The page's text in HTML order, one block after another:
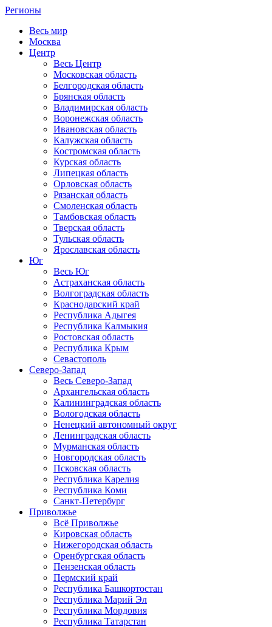
Регионы
Весь мир
Москва
Центр
Весь Центр
Московская область
Белгородская область
Брянская область
Владимирская область
Воронежская область
Ивановская область
Калужская область
Костромская область
Курская область
Липецкая область
Орловская область
Рязанская область
Смоленская область
Тамбовская область
Тверская область
Тульская область
Ярославская область
Юг
Весь Юг
Астраханская область
Волгоградская область
Краснодарский край
Республика Адыгея
Республика Калмыкия
Ростовская область
Республика Крым
Севастополь
Северо-Запад
Весь Северо-Запад
Архангельская область
Калининградская область
Вологодская область
Ненецкий автономный округ
Ленинградская область
Мурманская область
Новгородская область
Псковская область
Республика Карелия
Республика Коми
Санкт-Петербург
Приволжье
Всё Приволжье
Кировская область
Нижегородская область
Оренбургская область
Пензенская область
Пермский край
Республика Башкортостан
Республика Марий Эл
Республика Мордовия
Республика Татарстан